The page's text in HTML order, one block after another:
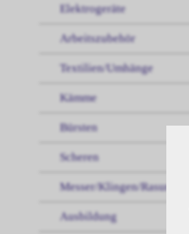
Elektrogeräte
Arbeitszubehör
Textilien/Umhänge
Kämme
Bürsten
Scheren
Messer/Klingen/Rasur
Ausbildung